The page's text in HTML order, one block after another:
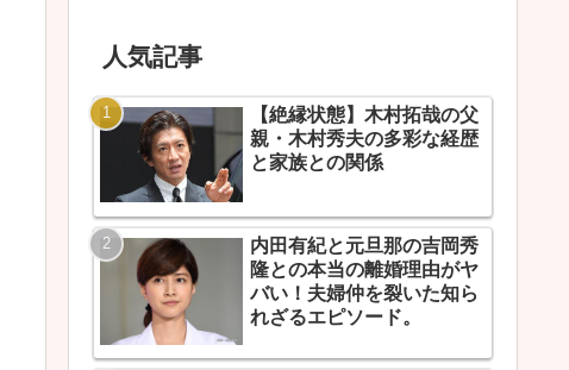
人気記事
【絶縁状態】木村拓哉の父
親・木村秀夫の多彩な経歴
と家族との関係
内田有紀と元旦那の吉岡秀
隆との本当の離婚理由がヤ
バい！夫婦仲を裂いた知ら
れざるエピソード。